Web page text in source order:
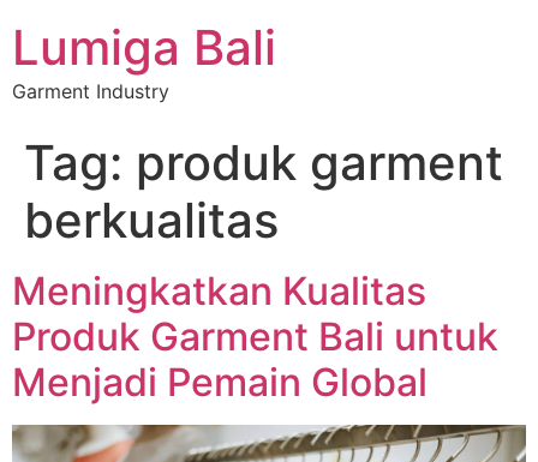
Lumiga Bali
Garment Industry
Tag: produk garment
berkualitas
Meningkatkan Kualitas
Produk Garment Bali untuk
Menjadi Pemain Global